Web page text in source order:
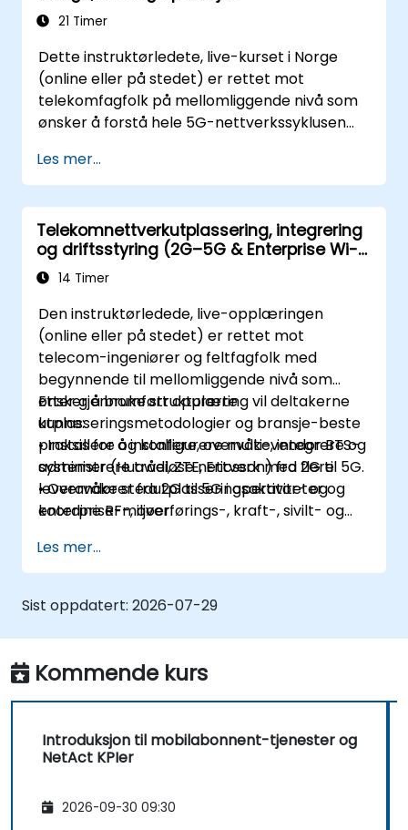
21 Timer
Dette instruktørledete, live-kurset i Norge
(online eller på stedet) er rettet mot
telekomfagfolk på mellomliggende nivå som
ønsker å forstå hele 5G-nettverkssyklusen
og sikkerhet.
Les mer...
Telekomnettverkutplassering, integrering
og driftsstyring (2G–5G & Enterprise Wi-
Fi) 14 Timer
Den instruktørledede, live-opplæringen
(online eller på stedet) er rettet mot
telecom-ingeniører og feltfagfolk med
begynnende til mellomliggende nivå som
ønsker å bruke strukturerte
utplasseringsmetodologier og bransje-beste
praksis for å installere, overvåke, integrere og
administrere trådløse nettverk med flere
leverandører fra 2G til 5G i operator- og
enterprise-miljøer.
Etter gjennomført opplæring vil deltakerne
kunne:
• Installere og konfigurere multi-vendor BTS-
systemer (Huawei, ZTE, Ericsson) fra 2G til 5G.
• Overvåke stedutplasseringsaktiviteter og
koordine RF-, overførings-, kraft-, sivilt- og
• Forberede telekom-steder for ATP
(Acceptance Test Procedure) og håndtere
operator-overføring.
• Overvåke trådløse KPI-er og administrere
cluster-basert og region-basert
nettverksoperativt arbeid innenfor
kommersielle og tekniske
rapporteringsstrukturer.
Les mer...
Sist oppdatert: 2026-07-29
Kommende kurs
Introduksjon til mobilabonnent-tjenester og
NetAct KPIer
2026-09-30 09:30